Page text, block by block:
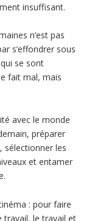
insuffisant.
n’est pas
s’effondrer sous
se sont
fait mal, mais
avec le monde
préparer
sélectionner les
et entamer
: pour faire
travail, le travail et